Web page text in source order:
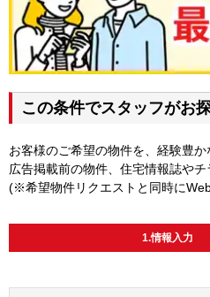
この条件でスタッフがお
お客様のご希望の物件を、経験豊
広告掲載前の物件、住宅情報誌や
(※希望物件リクエストと同時に
1.情報入力